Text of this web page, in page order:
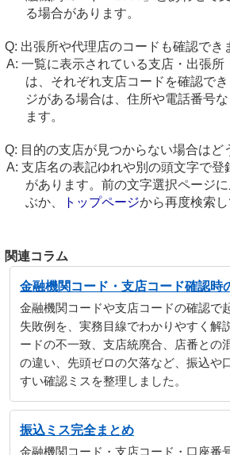
る場合があります。
出張所や代理店のコードも確認でき
一覧に表示されている支店・出張所
は、それぞれ支店コードを確認で
ジがある場合は、住所や電話番号
ます。
目的の支店が見つからない場合はど
支店名の表記ゆれや別の頭文字で登
があります。前の文字選択ページ
ぶか、
トップページから再度検索し
関連コラム
金融機関コード・支店コード確認時
金融機関コードや支店コードの確認で
失敗例を、実務目線でわかりやすく解
ードの不一致、支店統廃合、店番との
の違い、先頭ゼロの欠落など、振込や
すい確認ミスを整理しました。
振込ミス完全まとめ
金融機関コード・支店コード・口座番